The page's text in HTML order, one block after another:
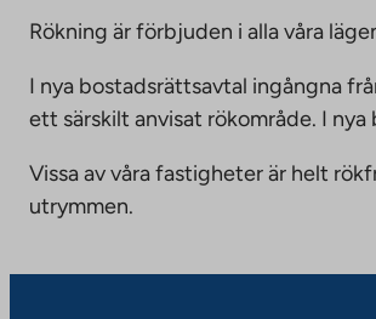
Rökning är förbjuden i alla våra
I nya bostadsrättsavtal ingångna
ett särskilt anvisat rökområde. I
Vissa av våra fastigheter är helt
utrymmen.